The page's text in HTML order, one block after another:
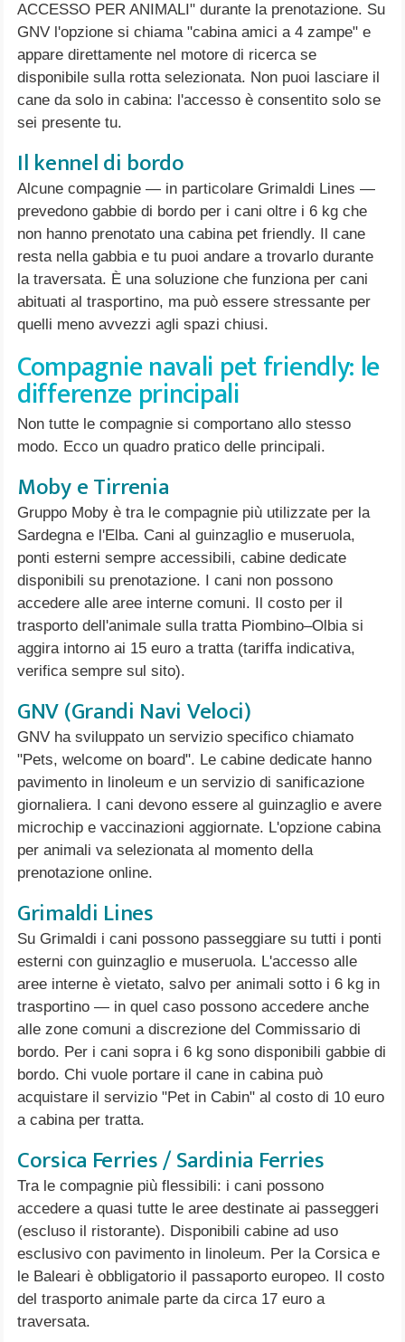
ACCESSO PER ANIMALI" durante la prenotazione. Su
GNV l'opzione si chiama "cabina amici a 4 zampe" e
appare direttamente nel motore di ricerca se
disponibile sulla rotta selezionata. Non puoi lasciare il
cane da solo in cabina: l'accesso è consentito solo se
sei presente tu.
Il kennel di bordo
Alcune compagnie — in particolare Grimaldi Lines —
prevedono gabbie di bordo per i cani oltre i 6 kg che
non hanno prenotato una cabina pet friendly. Il cane
resta nella gabbia e tu puoi andare a trovarlo durante
la traversata. È una soluzione che funziona per cani
abituati al trasportino, ma può essere stressante per
quelli meno avvezzi agli spazi chiusi.
Compagnie navali pet friendly: le
differenze principali
Non tutte le compagnie si comportano allo stesso
modo. Ecco un quadro pratico delle principali.
Moby e Tirrenia
Gruppo Moby è tra le compagnie più utilizzate per la
Sardegna e l'Elba. Cani al guinzaglio e museruola,
ponti esterni sempre accessibili, cabine dedicate
disponibili su prenotazione. I cani non possono
accedere alle aree interne comuni. Il costo per il
trasporto dell'animale sulla tratta Piombino–Olbia si
aggira intorno ai 15 euro a tratta (tariffa indicativa,
verifica sempre sul sito).
GNV (Grandi Navi Veloci)
GNV ha sviluppato un servizio specifico chiamato
"Pets, welcome on board". Le cabine dedicate hanno
pavimento in linoleum e un servizio di sanificazione
giornaliera. I cani devono essere al guinzaglio e avere
microchip e vaccinazioni aggiornate. L'opzione cabina
per animali va selezionata al momento della
prenotazione online.
Grimaldi Lines
Su Grimaldi i cani possono passeggiare su tutti i ponti
esterni con guinzaglio e museruola. L'accesso alle
aree interne è vietato, salvo per animali sotto i 6 kg in
trasportino — in quel caso possono accedere anche
alle zone comuni a discrezione del Commissario di
bordo. Per i cani sopra i 6 kg sono disponibili gabbie di
bordo. Chi vuole portare il cane in cabina può
acquistare il servizio "Pet in Cabin" al costo di 10 euro
a cabina per tratta.
Corsica Ferries / Sardinia Ferries
Tra le compagnie più flessibili: i cani possono
accedere a quasi tutte le aree destinate ai passeggeri
(escluso il ristorante). Disponibili cabine ad uso
esclusivo con pavimento in linoleum. Per la Corsica e
le Baleari è obbligatorio il passaporto europeo. Il costo
del trasporto animale parte da circa 17 euro a
traversata.